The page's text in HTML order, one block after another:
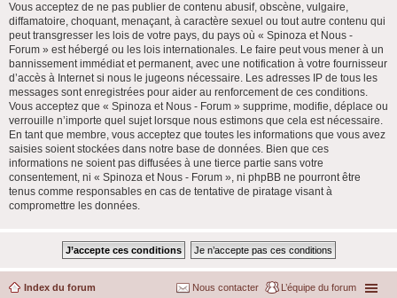
Vous acceptez de ne pas publier de contenu abusif, obscène, vulgaire,
diffamatoire, choquant, menaçant, à caractère sexuel ou tout autre contenu qui
peut transgresser les lois de votre pays, du pays où « Spinoza et Nous -
Forum » est hébergé ou les lois internationales. Le faire peut vous mener à un
bannissement immédiat et permanent, avec une notification à votre fournisseur
d’accès à Internet si nous le jugeons nécessaire. Les adresses IP de tous les
messages sont enregistrées pour aider au renforcement de ces conditions.
Vous acceptez que « Spinoza et Nous - Forum » supprime, modifie, déplace ou
verrouille n’importe quel sujet lorsque nous estimons que cela est nécessaire.
En tant que membre, vous acceptez que toutes les informations que vous avez
saisies soient stockées dans notre base de données. Bien que ces
informations ne soient pas diffusées à une tierce partie sans votre
consentement, ni « Spinoza et Nous - Forum », ni phpBB ne pourront être
tenus comme responsables en cas de tentative de piratage visant à
compromettre les données.
Index du forum L’équipe du forum
Nous contacter